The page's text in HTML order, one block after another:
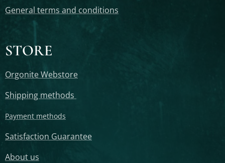
General terms and conditions
STORE
Orgonite Webstore
Shipping methods
Payment methods
Satisfaction Guarantee
About us